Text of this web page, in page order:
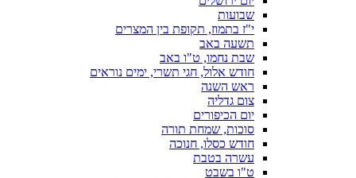
שבועות
י"ז בתמוז, תקופת בין המצרים
תשעה באב
שבת נחמו, ט"ו באב
חודש אלול, חגי תשרי, ימים נוראים
ראש השנה
צום גדליה
יום הכיפורים
סוכות, שמחת תורה
חודש כסלו, חנוכה
עשרה בטבת
ט"ו בשבט